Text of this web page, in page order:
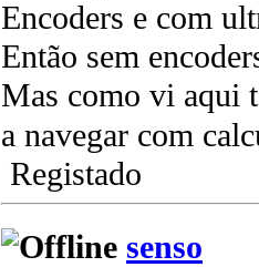
Encoders e com
Então sem
Mas como vi aqui
a navegar com
Registado
senso